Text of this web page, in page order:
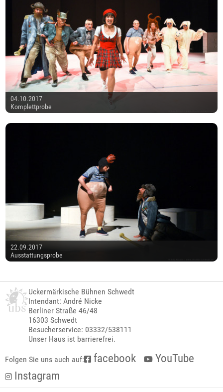
04.10.2017
Komplettprobe
22.09.2017
Ausstattungsprobe
Uckermärkische Bühnen Schwedt
Intendant: André Nicke
Berliner Straße 46/48
16303 Schwedt
Besucherservice: 03332/538111
Unser Haus ist barrierefrei.
Folgen Sie uns auch auf: facebook
YouTube
Instagram